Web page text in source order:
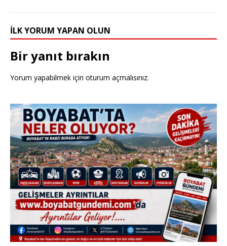
İLK YORUM YAPAN OLUN
Bir yanıt bırakın
Yorum yapabilmek için oturum açmalısınız.